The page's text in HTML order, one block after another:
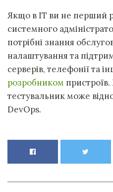
Якщо в IT ви не перший
системного
потрібні знання
налаштування та
серверів, телефонії та
розробником
тестувальник може
DevOps.